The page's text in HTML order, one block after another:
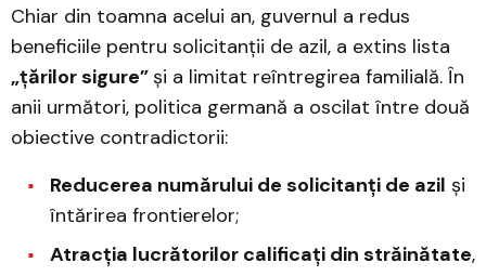
Chiar din toamna acelui an, guvernul a redus
beneficiile pentru solicitanții de azil, a extins lista
„țărilor sigure”și a limitat reîntregirea familială. În
anii următori, politica germană a oscilat între două
obiective contradictorii:
Reducerea numărului de solicitanți de azil și
întărirea frontierelor;
Atracția lucrătorilor calificați din străinătate,